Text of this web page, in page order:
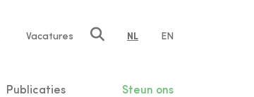
Vacatures NL EN
Publicaties Steun ons